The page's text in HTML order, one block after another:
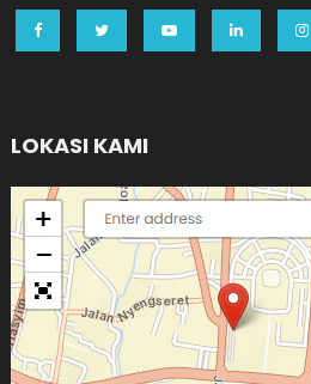
LOKASI KAMI